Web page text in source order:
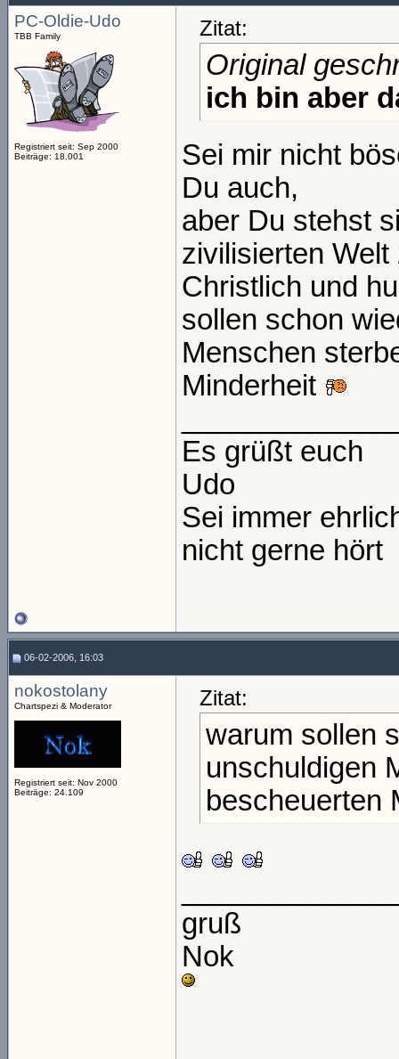
PC-Oldie-Udo
TBB Family
Registriert seit: Sep 2000
Beiträge: 18.001
Zitat:
Original
ich bin aber
Sei mir nicht
Du auch,
aber Du stehst
zivilisierten
Christlich und
sollen schon
Menschen
Minderheit
Es grüßt euch
Udo
Sei immer
nicht gerne hört
06-02-2006, 16:03
nokostolany
Chartspezi & Moderator
Registriert seit: Nov 2000
Beiträge: 24.109
Zitat:
warum sollen
unschuldigen
bescheuerten
gruß
Nok